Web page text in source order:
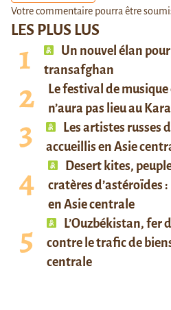
LES PLUS LUS
Un nouvel élan
transafghan
Le festival de
n’aura pas lieu au
Les artistes russes
accueillis en Asie
Desert kites,
cratères d’astéroïdes
en Asie centrale
L’Ouzbékistan, fer
contre le trafic de
centrale
Votre commentaire pourra être